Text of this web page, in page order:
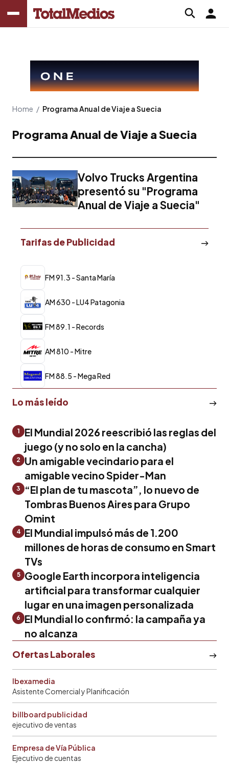
Home / Programa Anual de Viaje a Suecia
Programa Anual de Viaje a Suecia
Volvo Trucks Argentina
presentó su "Programa
Anual de Viaje a Suecia"
Tarifas de Publicidad
FM 91.3 - Santa María
AM 630 - LU4 Patagonia
FM 89.1 - Records
AM 810 - Mitre
FM 88.5 - Mega Red
Lo más leído
1
El Mundial 2026 reescribió las reglas del
juego (y no solo en la cancha)
2
Un amigable vecindario para el
amigable vecino Spider-Man
3
“El plan de tu mascota”, lo nuevo de
Tombras Buenos Aires para Grupo
Omint
4 El Mundial impulsó más de 1.200
millones de horas de consumo en Smart
TVs
5
Google Earth incorpora inteligencia
artificial para transformar cualquier
lugar en una imagen personalizada
6
El Mundial lo confirmó: la campaña ya
no alcanza
Ofertas Laborales
Ibexamedia
Asistente Comercial y Planificación
billboard publicidad
ejecutivo de ventas
Empresa de Vía Pública
Ejecutivo de cuentas